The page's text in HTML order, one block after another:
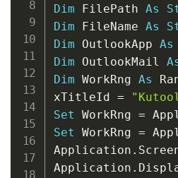
Dim FilePath As
Dim FileName As
Dim OutlookApp As
Dim OutlookMail
Dim WorkRng As
xTitleId =
Set WorkRng =
Set WorkRng =
Application .
Application .